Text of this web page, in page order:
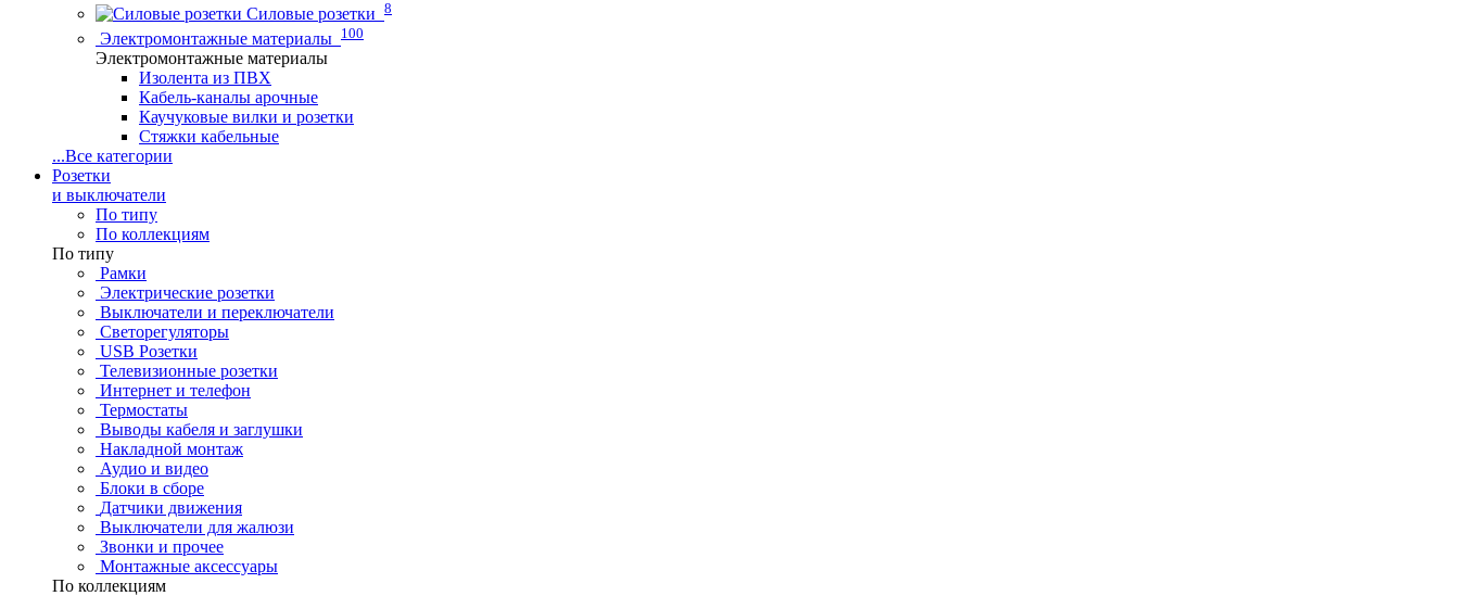
Силовые розетки 8
Электромонтажные материалы 100
Электромонтажные материалы
Изолента из ПВХ
Кабель-каналы арочные
Каучуковые вилки и розетки
Стяжки кабельные
...Все категории
Розетки
и выключатели
По типу
По коллекциям
По типу
Рамки
Электрические розетки
Выключатели и переключатели
Светорегуляторы
USB Розетки
Телевизионные розетки
Интернет и телефон
Термостаты
Выводы кабеля и заглушки
Накладной монтаж
Аудио и видео
Блоки в сборе
Датчики движения
Выключатели для жалюзи
Звонки и прочее
Монтажные аксессуары
По коллекциям